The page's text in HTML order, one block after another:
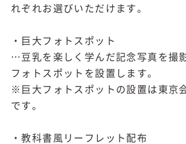
れぞれお選びいただけます。
・巨大フォトスポット
…豆乳を楽しく学んだ記念写真を撮
フォトスポットを設置します。
※巨大フォトスポットの設置は東京
です。
・教科書風リーフレット配布